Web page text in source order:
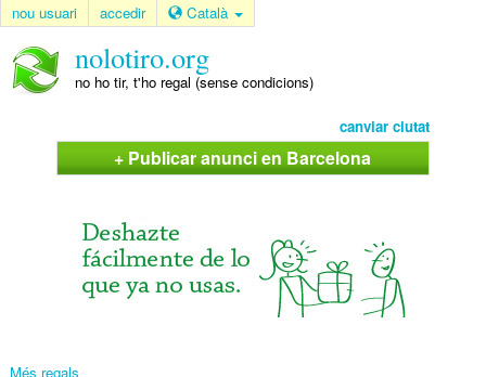
nou usuari accedir Català
nolotiro.org
no ho tir, t'ho regal (sense condicions)
canviar ciutat
+ Publicar anunci en Barcelona
Més regals